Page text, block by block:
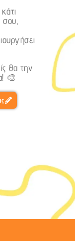
σου,
θα την
🎨